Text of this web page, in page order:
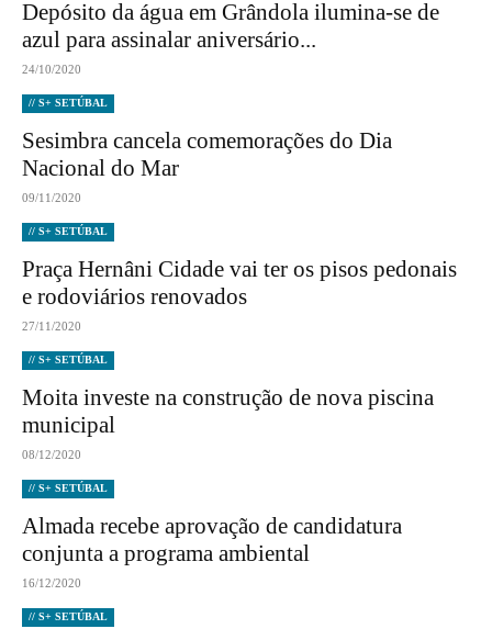
Depósito da água em Grândola ilumina-se de
azul para assinalar aniversário...
24/10/2020
// S+ SETÚBAL
Sesimbra cancela comemorações do Dia
Nacional do Mar
09/11/2020
// S+ SETÚBAL
Praça Hernâni Cidade vai ter os pisos pedonais
e rodoviários renovados
27/11/2020
// S+ SETÚBAL
Moita investe na construção de nova piscina
municipal
08/12/2020
// S+ SETÚBAL
Almada recebe aprovação de candidatura
conjunta a programa ambiental
16/12/2020
// S+ SETÚBAL